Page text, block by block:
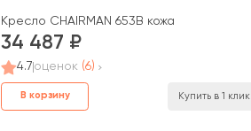
Кресло CHAIRMAN 653В кожа
34 487
4.7 оценок (6)
В корзину Купить в 1 клик